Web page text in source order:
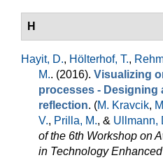
H
Hayit, D., Hölterhof, T.,
M.. (2016). Visualizing
processes - Designing
reflection. (M. Kravcik,
V., Prilla, M., & Ullmann,
of the 6th Workshop on
in Technology